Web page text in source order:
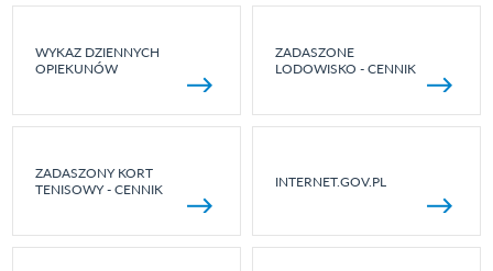
WYKAZ DZIENNYCH
OPIEKUNÓW
ZADASZONE
LODOWISKO - CENNIK
ZADASZONY KORT
TENISOWY - CENNIK
INTERNET.GOV.PL